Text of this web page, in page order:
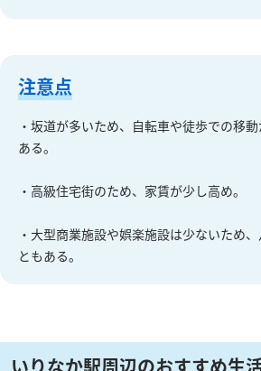
注意点
・坂道が多いため、自転車や徒歩での移
ある。
・高級住宅街のため、家賃が少し高め。
・大型商業施設や娯楽施設は少ないため
ともある。